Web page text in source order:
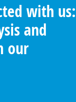
with us:
and
our